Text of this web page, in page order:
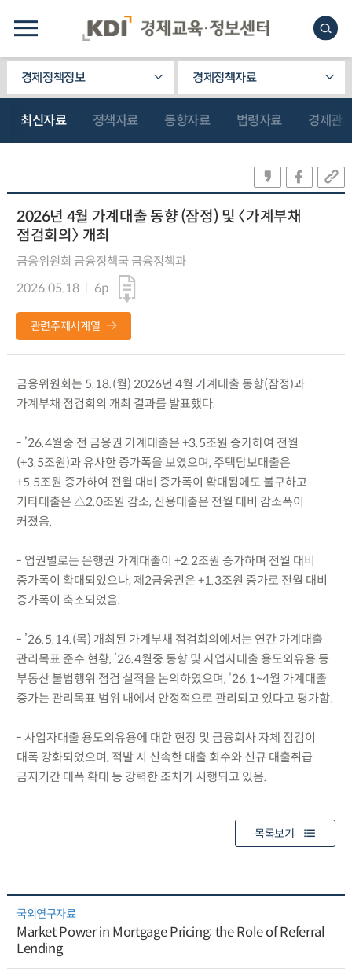
경제정책정보 경제정책자료
최신자료 정책자료 동향자료 법령자료 경제관
2026년 4월 가계대출 동향 (잠정) 및 〈가계부채
점검회의〉 개최
금융위원회 금융정책국 금융정책과
2026.05.18
6p
관련주제시계열
금융위원회는 5.18.(월) 2026년 4월 가계대출 동향(잠정)과
가계부채 점검회의 개최 결과를 발표했다.
- ’26.4월중 전 금융권 가계대출은 +3.5조원 증가하여 전월
(+3.5조원)과 유사한 증가폭을 보였으며, 주택담보대출은
+5.5조원 증가하여 전월 대비 증가폭이 확대됨에도 불구하고
기타대출은 △2.0조원 감소, 신용대출은 전월 대비 감소폭이
커졌음.
- 업권별로는 은행권 가계대출이 +2.2조원 증가하며 전월 대비
증가폭이 확대되었으나, 제2금융권은 +1.3조원 증가로 전월 대비
증가폭이 축소되었음.
- ’26.5.14.(목) 개최된 가계부채 점검회의에서는 연간 가계대출
관리목표 준수 현황, ’26.4월중 동향 및 사업자대출 용도외유용 등
부동산 불법행위 점검 실적을 논의하였으며, ’26.1~4월 가계대출
증가는 관리목표 범위 내에서 안정적으로 관리되고 있다고 평가함.
- 사업자대출 용도외유용에 대한 현장 및 금융회사 자체 점검이
대폭 강화되었으며, 적발 시 신속한 대출 회수와 신규 대출취급
금지기간 대폭 확대 등 강력한 조치가 시행되고 있음.
목록보기
국외연구자료
Market Power in Mortgage Pricing: the Role of Referral
Lending